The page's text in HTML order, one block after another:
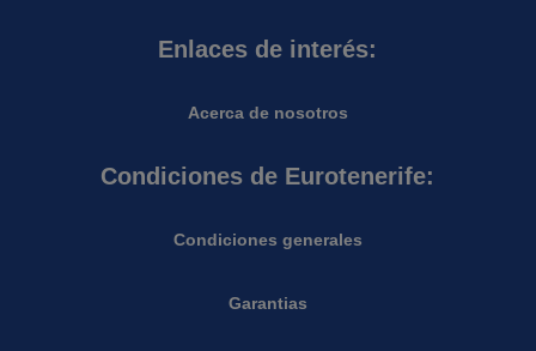
Enlaces de interés:
Acerca de nosotros
Condiciones de Eurotenerife:
Condiciones generales
Garantias